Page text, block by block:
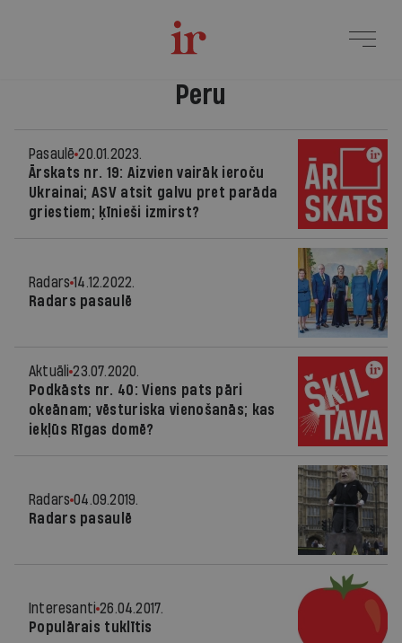
Peru
Pasaulē 20.01.2023.
Ārskats nr. 19: Aizvien vairāk ieroču
Ukrainai; ASV atsit galvu pret parāda
griestiem; ķīnieši izmirst?
Radars 14.12.2022.
Radars pasaulē
Aktuāli 23.07.2020.
Podkāsts nr. 40: Viens pats pāri
okeānam; vēsturiska vienošanās; kas
iekļūs Rīgas domē?
Radars 04.09.2019.
Radars pasaulē
Interesanti 26.04.2017.
Populārais tuklītis